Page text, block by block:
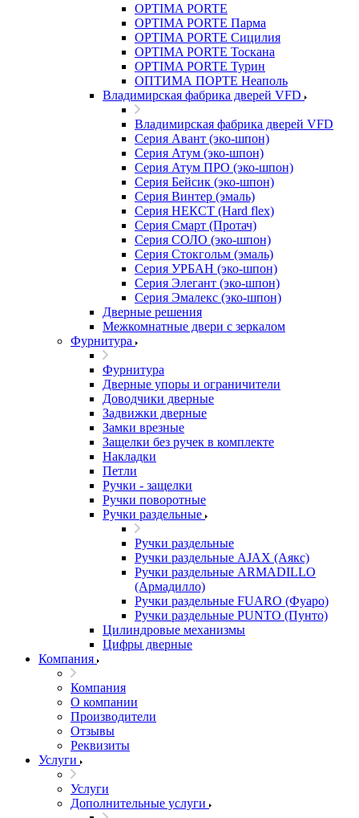
OPTIMA PORTE
OPTIMA PORTE Парма
OPTIMA PORTE Сицилия
OPTIMA PORTE Тоскана
OPTIMA PORTE Турин
ОПТИМА ПОРТЕ Неаполь
Владимирская фабрика дверей VFD
Владимирская фабрика дверей VFD
Серия Авант (эко-шпон)
Серия Атум (эко-шпон)
Серия Атум ПРО (эко-шпон)
Серия Бейсик (эко-шпон)
Серия Винтер (эмаль)
Серия НЕКСТ (Hard flex)
Серия Смарт (Протач)
Серия СОЛО (эко-шпон)
Серия Стокгольм (эмаль)
Серия УРБАН (эко-шпон)
Серия Элегант (эко-шпон)
Серия Эмалекс (эко-шпон)
Дверные решения
Межкомнатные двери c зеркалом
Фурнитура
Фурнитура
Дверные упоры и ограничители
Доводчики дверные
Задвижки дверные
Замки врезные
Защелки без ручек в комплекте
Накладки
Петли
Ручки - защелки
Ручки поворотные
Ручки раздельные
Ручки раздельные
Ручки раздельные AJAX (Аякс)
Ручки раздельные ARMADILLO
(Армадилло)
Ручки раздельные FUARO (Фуаро)
Ручки раздельные PUNTO (Пунто)
Цилиндровые механизмы
Цифры дверные
Компания
Компания
О компании
Производители
Отзывы
Реквизиты
Услуги
Услуги
Дополнительные услуги